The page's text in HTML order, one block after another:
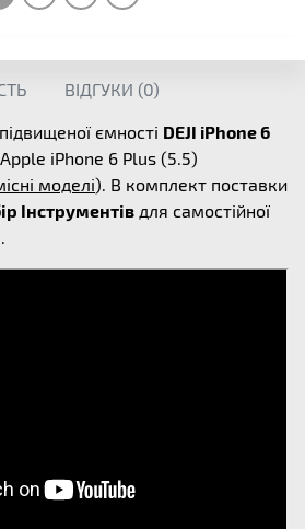
ВІДГУКИ (0)
ємності DEJI iPhone 6
iPhone 6 Plus (5.5)
моделі). В комплект поставки
Інструментів для самостійної